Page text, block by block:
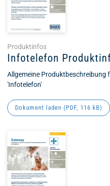
Produktinfos
Infotelefon
Allgemeine Produktbeschreibung
'Infotelefon'
Dokument laden (PDF, 116 kB)